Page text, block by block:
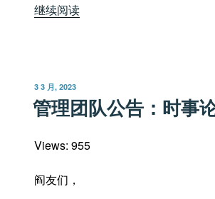
继续阅读“时
（四）
智
发
布
于
3 3 月, 2023
管理团队公告：时事
Views: 955
阎友们，